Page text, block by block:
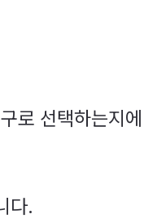
로 선택하는지에
다.